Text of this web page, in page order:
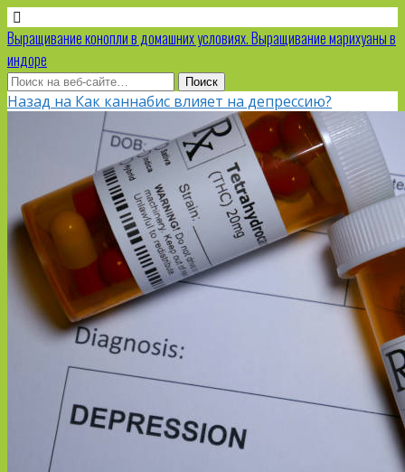
Выращивание конопли в домашних условиях. Выращивание марихуаны в
индоре
Назад на Как каннабис влияет на депрессию?